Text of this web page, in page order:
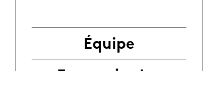
Équipe
En savoir plus